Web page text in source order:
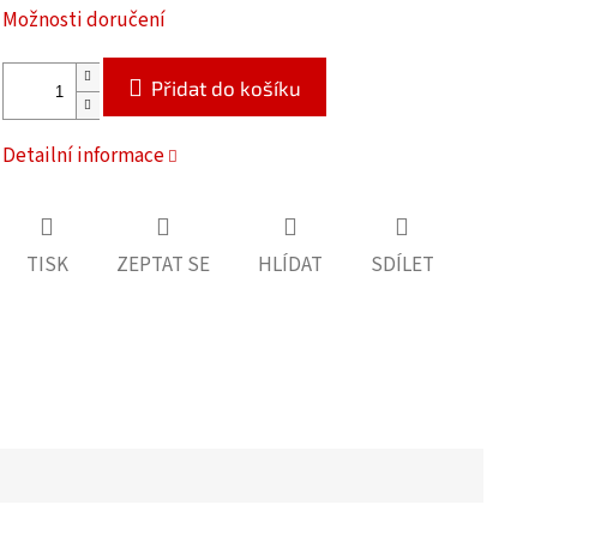
Možnosti doručení
Přidat do košíku
Detailní informace
TISK ZEPTAT SE HLÍDAT SDÍLET